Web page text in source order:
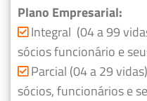
Plano Empresarial:
Integral (04 a 99
sócios funcionário e
Parcial (04 a 29
sócios, funcionários e